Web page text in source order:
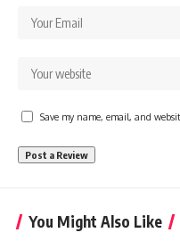
Save my name, email, and
You Might Also Like